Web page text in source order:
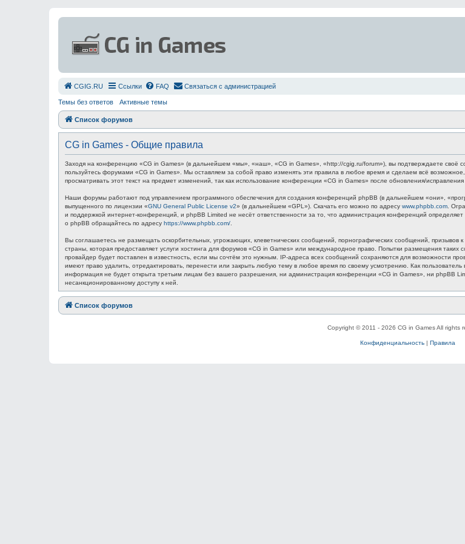
СGIG.RU Ссылки FAQ Связаться с администрацией
Темы без ответов Активные темы
Список форумов
CG in Games - Общие правила
Заходя на конференцию «CG in Games» (в дальнейшем «мы», «наш», «CG in Games», «http://cgig.ru/forum»), вы подтверждаете своё
пользуйтесь форумами «CG in Games». Мы оставляем за собой право изменять эти правила в любое время и сделаем всё
просматривать этот текст на предмет изменений, так как использование конференции «CG in Games» после обновления/
Наши форумы работают под управлением программного обеспечения для создания конференций phpBB (в дальнейшем «они»,
выпущенного по лицензии «GNU General Public License v2» (в дальнейшем «GPL»). Скачать его можно по адресу www.phpbb.com .
и поддержкой интернет-конференций, и phpBB Limited не несёт ответственности за то, что администрация конференций
о phpBB обращайтесь по адресу https://www.phpbb.com/
Вы соглашаетесь не размещать оскорбительных, угрожающих, клеветнических сообщений, порнографических сообщений,
страны, которая предоставляет услуги хостинга для форумов «CG in Games» или международное право. Попытки размещения
провайдер будет поставлен в известность, если мы сочтём это нужным. IP-адреса всех сообщений сохраняются для возможности
имеют право удалить, отредактировать, перенести или закрыть любую тему в любое время по своему усмотрению. Как
информация не будет открыта третьим лицам без вашего разрешения, ни администрация конференции «CG in Games», ни phpBB
несанкционированному доступу к ней.
Список форумов
Copyright © 2011 - 2026 CG in Games All rights
Конфиденциальность| Правила